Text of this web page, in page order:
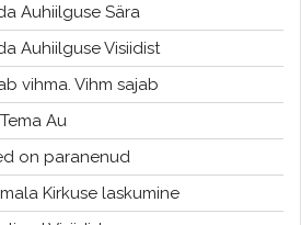
Auhiilguse Sära
Auhiilguse Visiidist
vihma. Vihm sajab
Au
on paranenud
Kirkuse laskumine